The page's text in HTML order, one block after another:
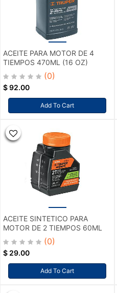
ACEITE PARA MOTOR DE 4
TIEMPOS 470ML (16 OZ)
(0)
$92.00
Add To Cart
ACEITE SINTETICO PARA
MOTOR DE 2 TIEMPOS 60ML
(0)
$ 29.00
Add To Cart